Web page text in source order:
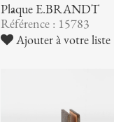
Plâque E.BRANDT
Référence : 15783
Ajouter à votre liste